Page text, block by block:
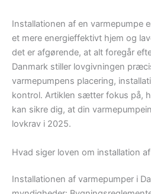
Installationen af en varmepumpe
et mere energieffektivt hjem og
det er afgørende, at alt foregår
Danmark stiller lovgivningen
varmepumpens placering,
kontrol. Artiklen sætter fokus på,
kan sikre dig, at din
lovkrav i 2025.
Hvad siger loven om installation
Installationen af varmepumper i